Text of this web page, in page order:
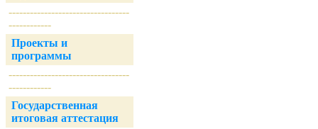
----------------------------------
------------
Проекты и
программы
----------------------------------
------------
Государственная
итоговая аттестация